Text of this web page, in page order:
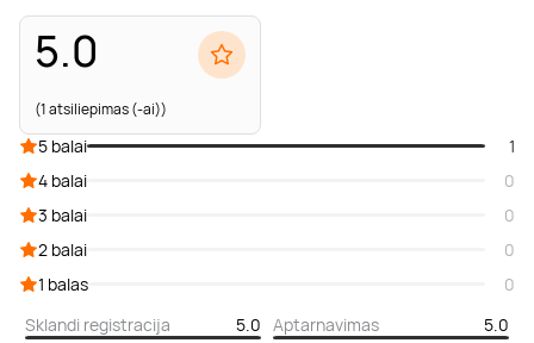
5.0
(1 atsiliepimas (-ai))
5 balai
1
4 balai
0
3 balai
0
2 balai
0
1 balas
0
Sklandi registracija
5.0 Aptarnavimas
5.0